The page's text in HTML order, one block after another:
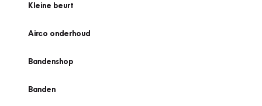
Kleine beurt
Airco onderhoud
Bandenshop
Banden